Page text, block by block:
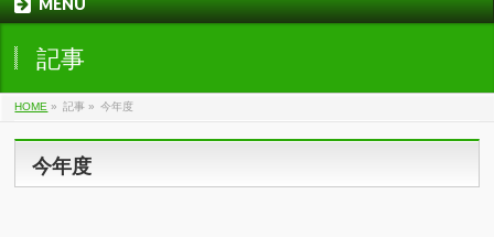
MENU
記事
HOME » 記事 » 今年度
今年度